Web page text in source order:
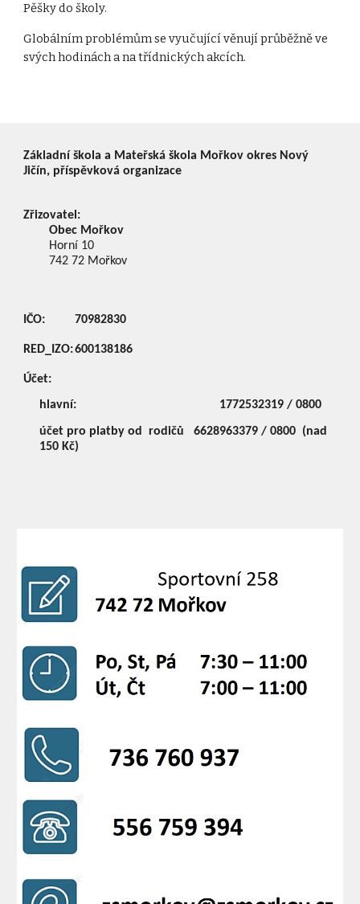
Pěšky do školy.
Globálním problémům se vyučující věnují průběžně ve
svých hodinách a na třídnických akcích.
Základní škola a Mateřská škola Mořkov okres Nový
Jičín, příspěvková organizace
Zřizovatel:
Obec Mořkov
Horní 10
742 72 Mořkov
IČO: 70982830
RED_IZO:600138186
Účet:
hlavní: 1772532319 / 0800
účet pro platby od rodičů
6628963379 / 0800 (nad
150 Kč)